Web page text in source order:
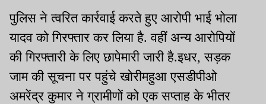
पुलिस ने त्वरित कार्रवाई करते हुए आरोपी भाई भोला
यादव को गिरफ्तार कर लिया है. वहीं अन्य आरोपियों
की गिरफ्तारी के लिए छापेमारी जारी है.इधर, सड़क
जाम की सूचना पर पहुंचे खोरीमहुआ एसडीपीओ
अमरेंद्र कुमार ने ग्रामीणों को एक सप्ताह के भीतर